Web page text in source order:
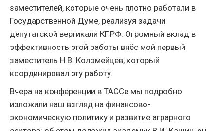
заместителей, которые очень плотно работали в
Государственной Думе, реализуя задачи
депутатской вертикали КПРФ. Огромный вклад в
эффективность этой работы внёс мой первый
заместитель Н.В. Коломейцев, который
координировал эту работу.
Вчера на конференции в ТАССе мы подробно
изложили наш взгляд на финансово-
экономическую политику и развитие аграрного